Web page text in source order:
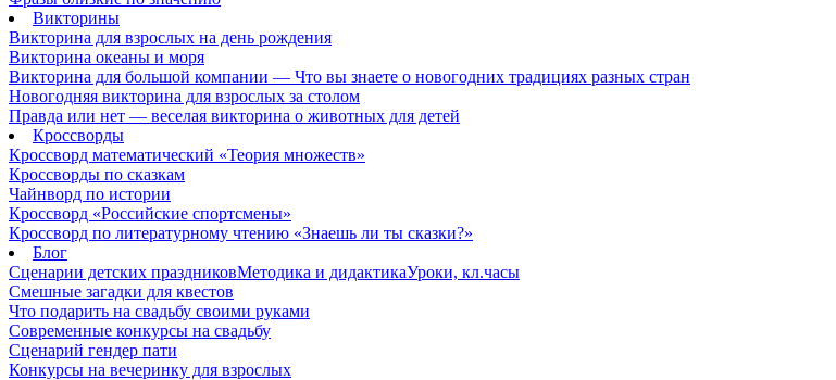
Викторины
Викторина для взрослых на день рождения
Викторина океаны и моря
Викторина для большой компании — Что вы знаете о новогодних традициях разных стран
Новогодняя викторина для взрослых за столом
Правда или нет — веселая викторина о животных для детей
Кроссворды
Кроссворд математический «Теория множеств»
Кроссворды по сказкам
Чайнворд по истории
Кроссворд «Российские спортсмены»
Кроссворд по литературному чтению «Знаешь ли ты сказки?»
Блог
Сценарии детских праздниковМетодика и дидактикаУроки, кл.часы
Смешные загадки для квестов
Что подарить на свадьбу своими руками
Современные конкурсы на свадьбу
Сценарий гендер пати
Конкурсы на вечеринку для взрослых